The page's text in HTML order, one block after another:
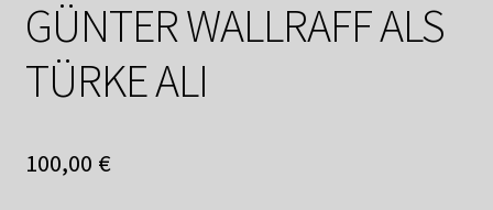
Newsletter
Newsletter
Suchservice
GÜNTER WALLRAFF ALS
TÜRKE ALI
100,00 €